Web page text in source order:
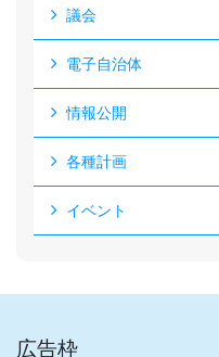
議会
電子自治体
情報公開
各種計画
イベント
広告枠